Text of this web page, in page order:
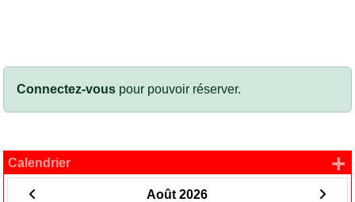
Connectez-vous pour pouvoir réserver.
Calendrier
Août 2026
+